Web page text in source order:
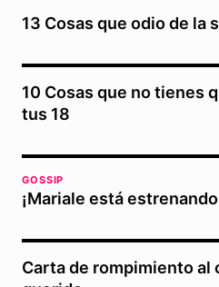
13 Cosas que odio de la
10 Cosas que no tienes
tus 18
GOSSIP
¡Mariale está
Carta de rompimiento al